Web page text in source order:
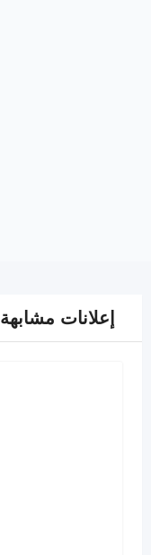
إعلانات مشابهة